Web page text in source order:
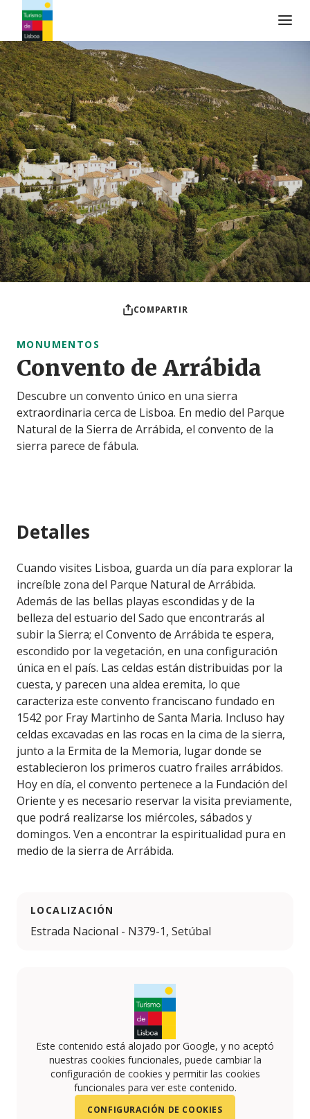
Logo de Turismo de Lisboa
COMPARTIR
MONUMENTOS
Convento de Arrábida
Descubre un convento único en una sierra
extraordinaria cerca de Lisboa. En medio del Parque
Natural de la Sierra de Arrábida, el convento de la
sierra parece de fábula.
Detalles
Cuando visites Lisboa, guarda un día para explorar la
increíble zona del Parque Natural de Arrábida.
Además de las bellas playas escondidas y de la
belleza del estuario del Sado que encontrarás al
subir la Sierra; el Convento de Arrábida te espera,
escondido por la vegetación, en una configuración
única en el país. Las celdas están distribuidas por la
cuesta, y parecen una aldea eremita, lo que
caracteriza este convento franciscano fundado en
1542 por Fray Martinho de Santa Maria. Incluso hay
celdas excavadas en las rocas en la cima de la sierra,
junto a la Ermita de la Memoria, lugar donde se
establecieron los primeros cuatro frailes arrábidos.
Hoy en día, el convento pertenece a la Fundación del
Oriente y es necesario reservar la visita previamente,
que podrá realizarse los miércoles, sábados y
domingos. Ven a encontrar la espiritualidad pura en
medio de la sierra de Arrábida.
LOCALIZACIÓN
Estrada Nacional - N379-1, Setúbal
Este contenido está alojado por Google, y no aceptó
nuestras cookies funcionales, puede cambiar la
configuración de cookies y permitir las cookies
funcionales para ver este contenido.
CONFIGURACIÓN DE COOKIES